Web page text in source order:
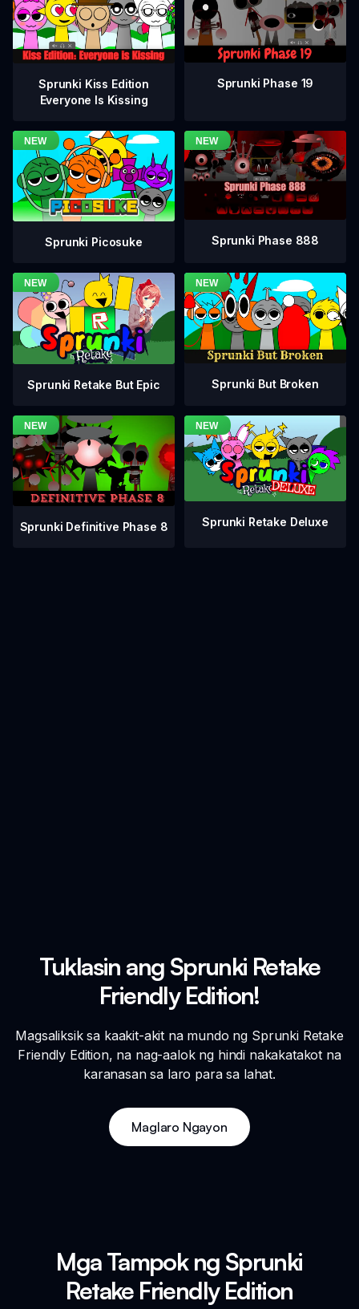
Sprunki Kiss Edition
Everyone Is Kissing
Sprunki Phase 19
Sprunki Picosuke Sprunki Phase 888
Sprunki Retake But Epic Sprunki But Broken
Sprunki Definitive Phase 8 Sprunki Retake Deluxe
Tuklasin ang Sprunki Retake
Friendly Edition!
Magsaliksik sa kaakit-akit na mundo ng Sprunki Retake
Friendly Edition, na nag-aalok ng hindi nakakatakot na
karanasan sa laro para sa lahat.
Maglaro Ngayon
Mga Tampok ng Sprunki
Retake Friendly Edition